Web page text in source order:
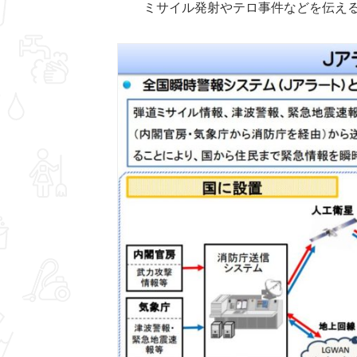
ミサイル発射やテロ事件などを伝え